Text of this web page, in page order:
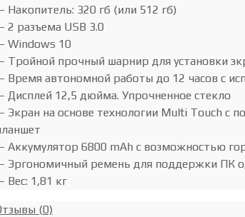
Накопитель: 320 гб (или 512 гб)
2 разъема USB 3.0
Windows 10
Тройной прочный шарнир для установки
Время автономной работы до 12 часов с
Дисплей 12,5 дюйма. Упрочненное стекло
Экран на основе технологии Multi Touch с
Аккумулятор 6800 mAh с возможностью
Эргономичный ремень для поддержки ПК
Вес: 1,81 кг
(0)